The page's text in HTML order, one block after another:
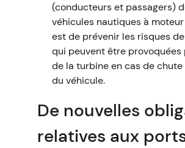
(conducteurs et passagers)
véhicules nautiques à moteur
est de prévenir les risques
qui peuvent être provoquées
de la turbine en cas de chute
du véhicule.
De nouvelles
relatives aux